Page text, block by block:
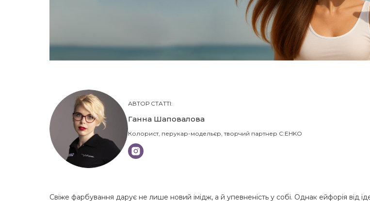
АВТОР СТАТТІ:
Ганна Шаповалова
Колорист, перукар-модельєр, творчий партнер C:EHKO
Свіже фарбування дарує не лише новий імідж, а й упевненість у собі. Однак ейфорія від